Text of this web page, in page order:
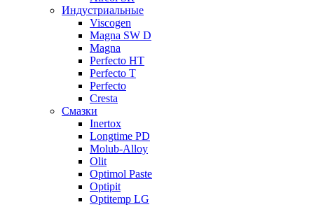
Индустриальные
Viscogen
Magna SW D
Magna
Perfecto HT
Perfecto T
Perfecto
Cresta
Смазки
Inertox
Longtime PD
Molub-Alloy
Olit
Optimol Paste
Optipit
Optitemp LG